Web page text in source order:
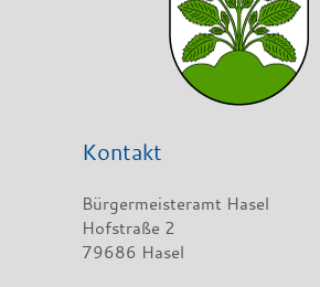
Kontakt
Bürgermeisteramt Hasel
Hofstraße 2
79686 Hasel